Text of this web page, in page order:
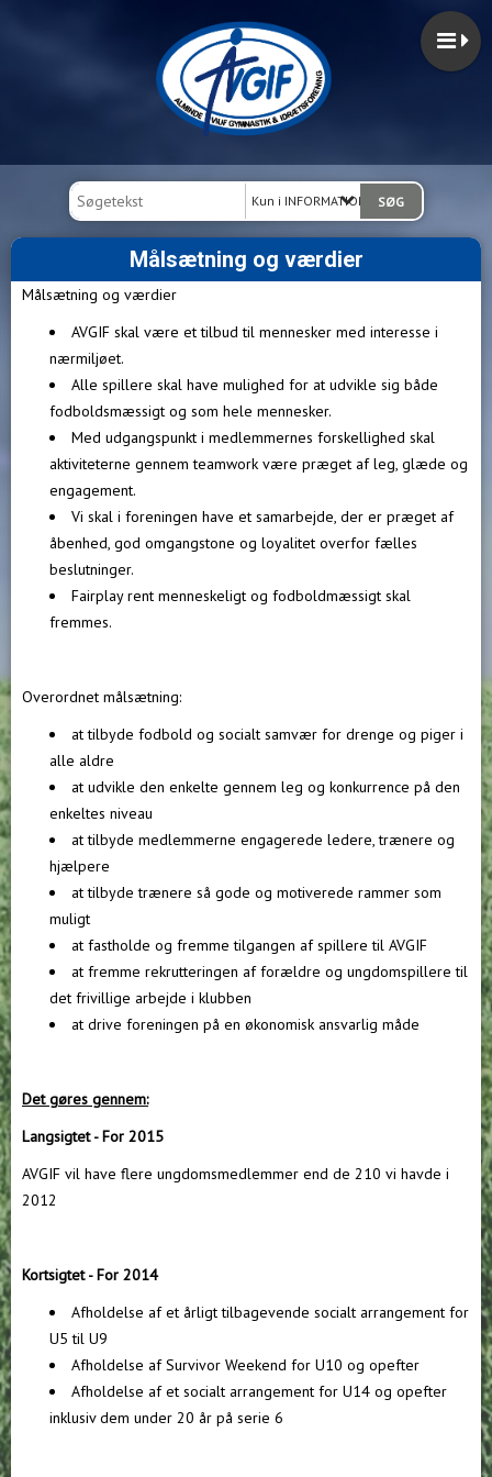
Kun i INFORMATION
Målsætning og værdier
Målsætning og værdier
AVGIF skal være et tilbud til mennesker med interesse i
nærmiljøet.
Alle spillere skal have mulighed for at udvikle sig både
fodboldsmæssigt og som hele mennesker.
Med udgangspunkt i medlemmernes forskellighed skal
aktiviteterne gennem teamwork være præget af leg, glæde og
engagement.
Vi skal i foreningen have et samarbejde, der er præget af
åbenhed, god omgangstone og loyalitet overfor fælles
beslutninger.
Fairplay rent menneskeligt og fodboldmæssigt skal
fremmes.
Overordnet målsætning:
at tilbyde fodbold og socialt samvær for drenge og piger i
alle aldre
at udvikle den enkelte gennem leg og konkurrence på den
enkeltes niveau
at tilbyde medlemmerne engagerede ledere, trænere og
hjælpere
at tilbyde trænere så gode og motiverede rammer som
muligt
at fastholde og fremme tilgangen af spillere til AVGIF
at fremme rekrutteringen af forældre og ungdomspillere til
det frivillige arbejde i klubben
at drive foreningen på en økonomisk ansvarlig måde
Det gøres gennem:
Langsigtet -For 2015
AVGIF vil have flere ungdomsmedlemmer end de 210 vi havde i
2012
Kortsigtet - For 2014
Afholdelse af et årligt tilbagevende socialt arrangement for
U5 til U9
Afholdelse af Survivor Weekend for U10 og opefter
Afholdelse af et socialt arrangement for U14 og opefter
inklusiv dem under 20 år på serie 6